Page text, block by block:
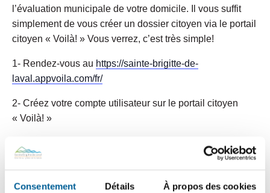
Consentement Détails À propos des cookies
l’évaluation municipale de votre domicile. Il vous suffit
simplement de vous créer un dossier citoyen via le portail
citoyen « Voilà! » Vous verrez, c’est très simple!
1- Rendez-vous au https://sainte-brigitte-de-
laval.appvoila.com/fr/
2- Créez votre compte utilisateur sur le portail citoyen
« Voilà! »
l’aide des informations qui se trouvent sur votre dernier
compte de taxes « papier » :